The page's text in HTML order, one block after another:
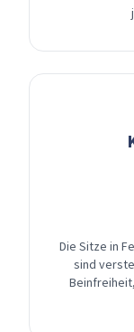
Die Sitze in
sind